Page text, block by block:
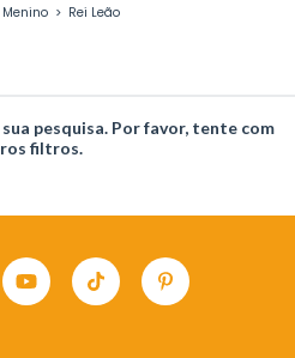
Menino > Rei Leão
pesquisa. Por favor, tente com
filtros.